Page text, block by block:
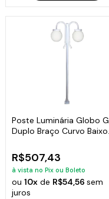
Poste Luminária Globo G
Duplo Braço Curvo Baixo
R$507,43
à vista no Pix ou Boleto
ou10x de R$54,56sem
juros